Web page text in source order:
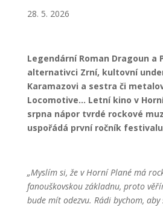
28. 5. 2026
Legendární Roman Dragoun a
alternativci Zrní, kultovní
Karamazovi a sestra či
Locomotive… Letní kino v
srpna nápor tvrdé rockové
uspořádá první ročník
„Myslím si, že v Horní Plané má
fanouškovskou základnu, proto
bude mít odezvu. Rádi bychom,